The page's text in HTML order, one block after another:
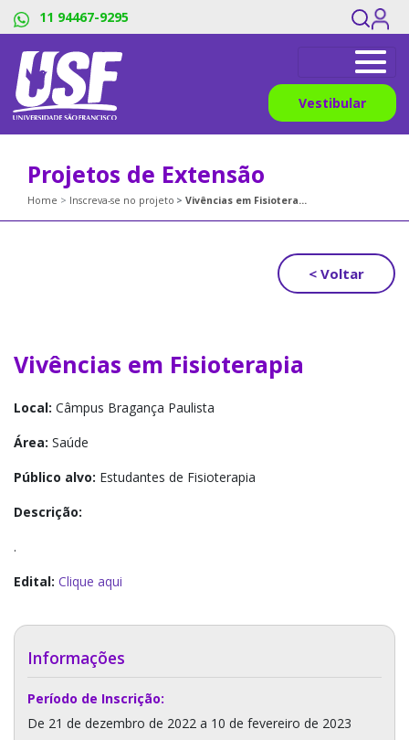
11 94467-9295
Vestibular
Projetos de Extensão
Home Inscreva-se no projeto Vivências em Fisioterapia
< Voltar
Vivências em Fisioterapia
Local: Câmpus Bragança Paulista
Área: Saúde
Público alvo: Estudantes de Fisioterapia
Descrição:
.
Edital: Clique aqui
Informações
Período de Inscrição:
De 21 de dezembro de 2022 a 10 de fevereiro de 2023